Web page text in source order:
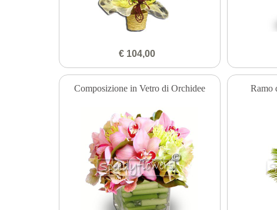
€ 104,00
Composizione in Vetro di Orchidee Ramo